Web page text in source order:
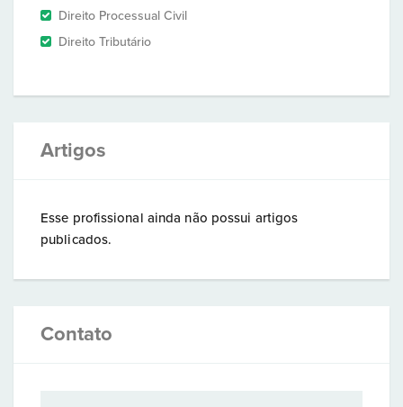
Direito Processual Civil
Direito Tributário
Artigos
Esse profissional ainda não possui artigos
publicados.
Contato